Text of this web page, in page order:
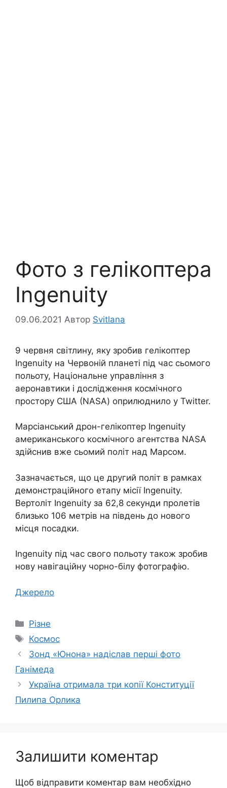
Фото з гелікоптера
Ingenuity
09.06.2021 Автор Svitlana
9 червня світлину, яку зробив гелікоптер
Ingenuity на Червоній планеті під час сьомого
польоту, Національне управління з
аеронавтики і дослідження космічного
простору США (NASA) оприлюднило у Twitter.
Марсіанський дрон-гелікоптер Ingenuity
американського космічного агентства NASA
здійснив вже сьомий політ над Марсом.
Зазначається, що це другий політ в рамках
демонстраційного етапу місії Ingenuity.
Вертоліт Ingenuity за 62,8 секунди пролетів
близько 106 метрів на південь до нового
місця посадки.
Ingenuity під час свого польоту також зробив
нову навігаційну чорно-білу фотографію.
Джерело
Категорії
Різне
Позначки
Космос
Зонд «Юнона» надіслав перші фото
Ганімеда
Україна отримала три копії Конституції
Пилипа Орлика
Залишити коментар
Щоб відправити коментар вам необхідно